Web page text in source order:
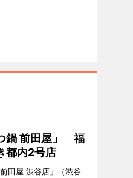
鍋 前田屋」 福
都内2号店
田屋 渋谷店」（渋谷